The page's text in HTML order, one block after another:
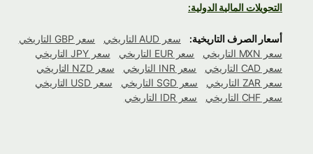
التحويلات المالية الدولية:
أسعار الصرف التاريخية: سعر AUD التاريخي
سعر GBP التاريخي
سعر MXN التاريخي
سعر EUR التاريخي
سعر JPY التاريخي
سعر CAD التاريخي
سعر INR التاريخي
سعر NZD التاريخي
سعر ZAR التاريخي
سعر SGD التاريخي
سعر USD التاريخي
سعر CHF التاريخي
سعر IDR التاريخي